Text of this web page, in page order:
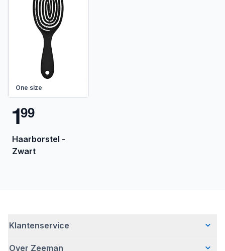
One size
199
Haarborstel -
Zwart
Klantenservice
Over Zeeman